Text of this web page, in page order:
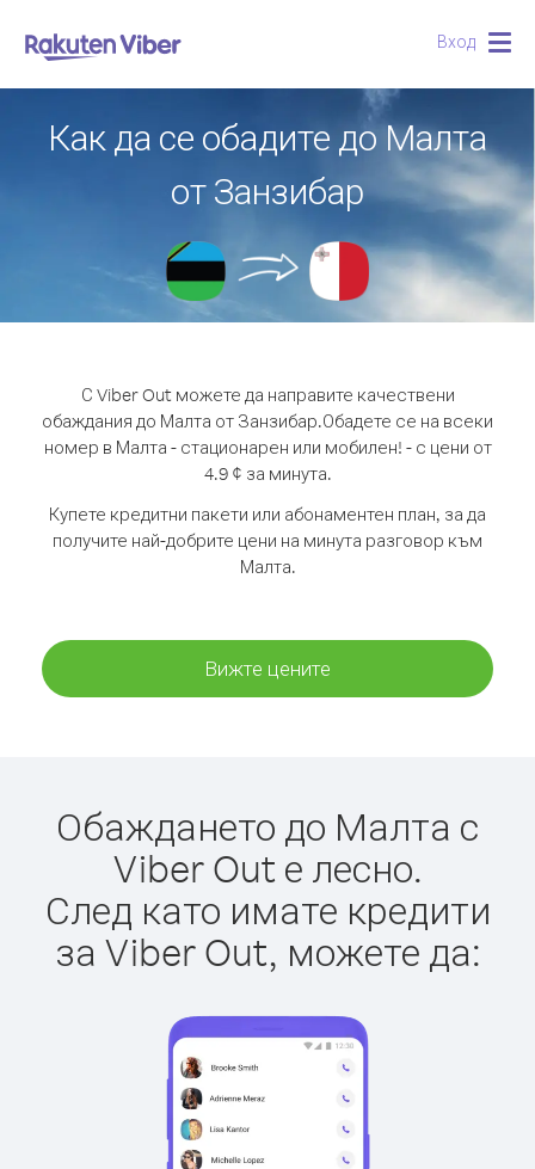
Вход
Как да се обадите до Малта
от Занзибар
С Viber Out можете да направите качествени
обаждания до Малта от Занзибар.Обадете се на всеки
номер в Малта - стационарен или мобилен! - с цени от
4.9 ¢ за минута.
Купете кредитни пакети или абонаментен план, за да
получите най-добрите цени на минута разговор към
Малта.
Вижте цените
Обаждането до Малта с
Viber Out е лесно.
След като имате кредити
за Viber Out, можете да: